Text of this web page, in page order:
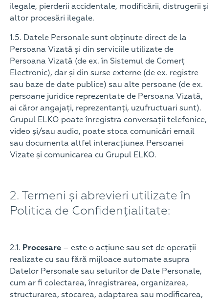
ilegale, pierderii accidentale, modificării, distrugerii și
altor procesări ilegale.
1.5. Datele Personale sunt obținute direct de la
Persoana Vizată și din serviciile utilizate de
Persoana Vizată (de ex. în Sistemul de Comerț
Electronic), dar și din surse externe (de ex. registre
sau baze de date publice) sau alte persoane (de ex.
persoane juridice reprezentate de Persoana Vizată,
ai căror angajați, reprezentanți, uzufructuari sunt).
Grupul ELKO poate înregistra conversații telefonice,
video și/sau audio, poate stoca comunicări email
sau documenta altfel interacțiunea Persoanei
Vizate și comunicarea cu Grupul ELKO.
2. Termeni și abrevieri utilizate în
Politica de Confidențialitate:
2.1. Procesare – este o acțiune sau set de operații
realizate cu sau fără mijloace automate asupra
Datelor Personale sau seturilor de Date Personale,
cum ar fi colectarea, înregistrarea, organizarea,
structurarea, stocarea, adaptarea sau modificarea,